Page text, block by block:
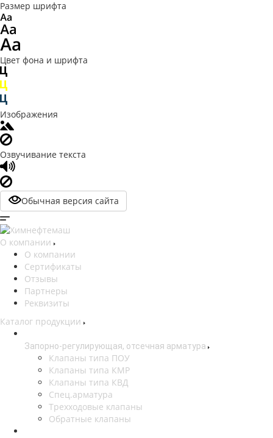
Размер шрифта
Цвет фона и шрифта
Изображения
Озвучивание текста
Обычная версия сайта
О компании
О компании
Сертификаты
Отзывы
Партнеры
Реквизиты
Каталог продукции
Запорно-регулирующая, отсечная арматура
Клапаны типа ПОУ
Клапаны типа КМР
Клапаны типа КВД
Спец.арматура
Трехходовые клапаны
Обратные клапаны